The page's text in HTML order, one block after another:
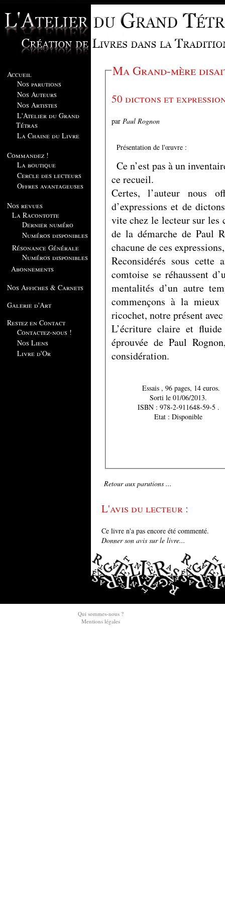
Accueil
Nos parutions
Nos Auteurs
Nos Artistes
L'Atelier du Grand
Tétras
La Chaine du Livre
Commandez !
La boutique
Cercle des lecteurs
Offres avantageuses
Nos revues
La Racontotte
Dernier numéro
Numéros disponibles
Résonance Générale
Numéros disponibles
Abonnements
Nos Affiches & Carnets
Galerie d'Art
Restez en Contact
Contactez-nous !
Nos Liens
Livre d'Or
Ma Grand-mère
par Paul Rognon
Présentation de l'œuvre :
Ce n’est pas à un
ce recueil.
Certes, l’auteur nous
d’expressions et de
vite chez le lecteur sur les
de la démarche de Paul
chacune de ces
Reconsidérés sous
comtoise se réhaussent
mentalités d’un autre
commençons à la mieux
ricochet, notre présent
L’écriture claire et
éprouvée de Paul
considération.
Essais , 96 pages, 14 euros.
Sorti le 01/06/2013.
ISBN : 978-2-911648-59-5 .
Etat : Disponible
Retour aux parutions ...
L'avis du lecteur :
Ce livre n'a pas encore été commenté.
Donner son avis sur le livre...
Qui sommes-nous ?
Mentions légales